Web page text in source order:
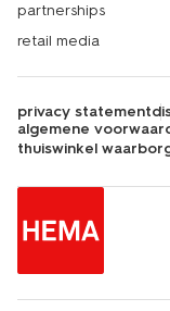
partnerships
retail media
privacy statement
algemene
thuiswinkel